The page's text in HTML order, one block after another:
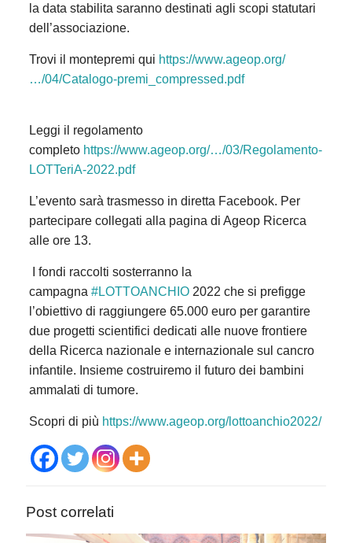
la data stabilita saranno destinati agli scopi statutari
dell’associazione.
Trovi il montepremi qui https://www.ageop.org/
…/04/Catalogo-premi_compressed.pdf
Leggi il regolamento
completo https://www.ageop.org/…/03/Regolamento-
LOTTeriA-2022.pdf
L’evento sarà trasmesso in diretta Facebook. Per
partecipare collegati alla pagina di Ageop Ricerca
alle ore 13.
I fondi raccolti sosterranno la
campagna #LOTTOANCHIO2022 che si prefigge
l’obiettivo di raggiungere 65.000 euro per garantire
due progetti scientifici dedicati alle nuove frontiere
della Ricerca nazionale e internazionale sul cancro
infantile. Insieme costruiremo il futuro dei bambini
ammalati di tumore.
Scopri di più https://www.ageop.org/lottoanchio2022/
Post correlati